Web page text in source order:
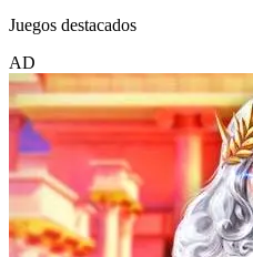
Juegos destacados
AD